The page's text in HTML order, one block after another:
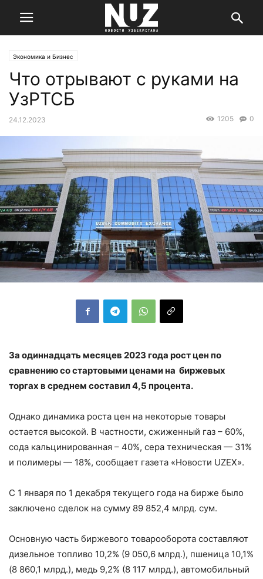
Экономика и Бизнес
Что отрывают с руками на
УзРТСБ
24.12.2023 0
1205
За одиннадцать месяцев 2023 года рост цен по
сравнению со стартовыми ценами на биржевых
торгах в среднем составил 4,5 процента.
Однако динамика роста цен на некоторые товары
остается высокой. В частности, сжиженный газ – 60%,
сода кальцинированная – 40%, сера техническая — 31%
и полимеры — 18%, сообщает газета «Новости UZEX».
С 1 января по 1 декабря текущего года на бирже было
заключено сделок на сумму 89 852,4 млрд. сум.
Основную часть биржевого товарооборота составляют
дизельное топливо 10,2% (9 050,6 млрд.), пшеница 10,1%
(8 860,1 млрд.), медь 9,2% (8 117 млрд.), автомобильный